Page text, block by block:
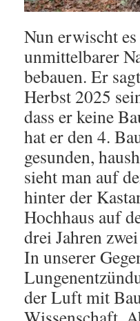
Nun erwischt
unmittelbarer
bebauen. Er
Herbst 2025
dass er keine
hat er den 4.
gesunden,
sieht man auf
hinter der
Hochhaus auf
drei Jahren
In unserer
der Luft mit